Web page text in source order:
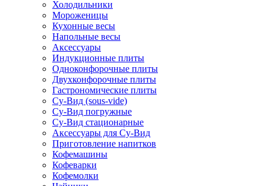
Холодильники
Мороженицы
Кухонные весы
Напольные весы
Аксессуары
Индукционные плиты
Одноконфорочные плиты
Двухконфорочные плиты
Гастрономические плиты
Су-Вид (sous-vide)
Су-Вид погружные
Су-Вид стационарные
Аксессуары для Су-Вид
Приготовление напитков
Кофемашины
Кофеварки
Кофемолки